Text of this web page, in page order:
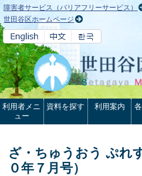
本文へ
障害者サービス（バリアフリーサービス）
世田谷区ホームページ
利用者メニ
ュー
資料を探す 利用案内
ざ・ちゅうおう ぷれ
０年７月号）